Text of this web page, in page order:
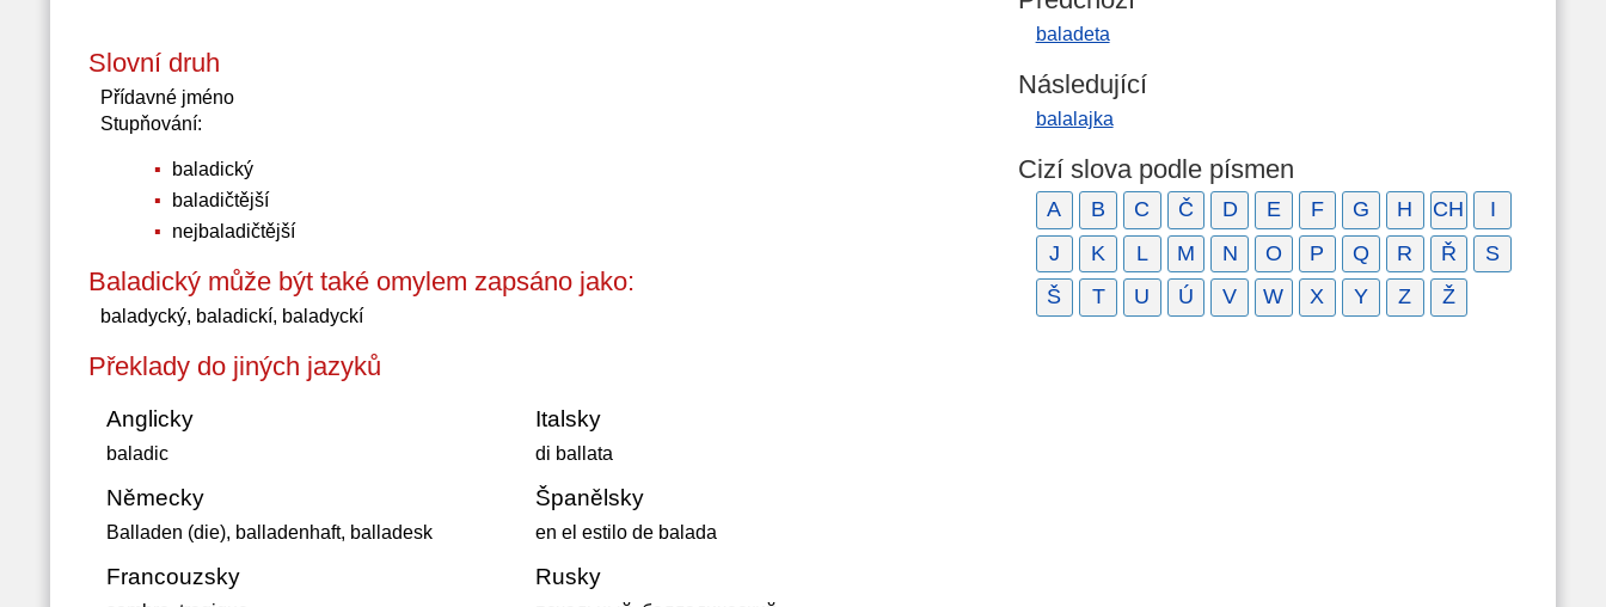
Slovní druh
Přídavné jméno
Stupňování:
baladický
baladičtější
nejbaladičtější
Baladický může být také omylem zapsáno jako:
baladycký, baladickí, baladyckí
Překlady do jiných jazyků
Anglicky
baladic
Německy
Balladen (die), balladenhaft, balladesk
Francouzsky
Italsky
di ballata
Španělsky
en el estilo de balada
Rusky
baladeta
Následující
balalajka
Cizí slova podle písmen
A B C Č D E F G H CH
I
J
K L M N O P Q R Ř
S
Š
T U Ú V W X Y Z Ž